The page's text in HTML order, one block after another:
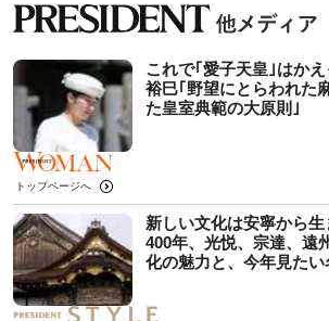
これで｢愛子天皇｣はか
裕巳｢野望にとらわれた
た皇室典範の大原則｣
トップページへ
新しい文化は安寧から
400年、光悦、宗達、遠
化の魅力と、今年見たい